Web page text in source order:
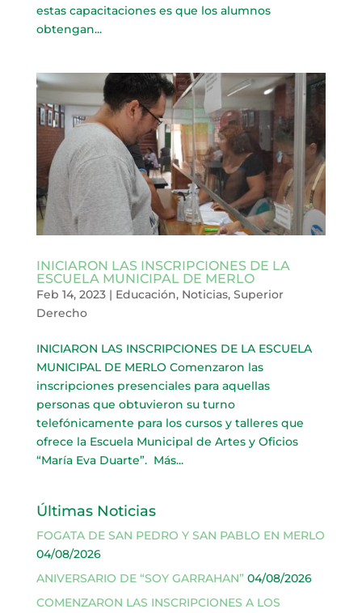
estas capacitaciones es que los alumnos
obtengan...
INICIARON LAS INSCRIPCIONES DE LA
ESCUELA MUNICIPAL DE MERLO
Feb 14, 2023| Educación, Noticias, Superior
Derecho
INICIARON LAS INSCRIPCIONES DE LA ESCUELA
MUNICIPAL DE MERLO Comenzaron las
inscripciones presenciales para aquellas
personas que obtuvieron su turno
telefónicamente para los cursos y talleres que
ofrece la Escuela Municipal de Artes y Oficios
“María Eva Duarte”. Más...
Últimas Noticias
FOGATA DE SAN PEDRO Y SAN PABLO EN MERLO
04/08/2026
ANIVERSARIO DE “SOY GARRAHAN” 04/08/2026
COMENZARON LAS INSCRIPCIONES A LOS